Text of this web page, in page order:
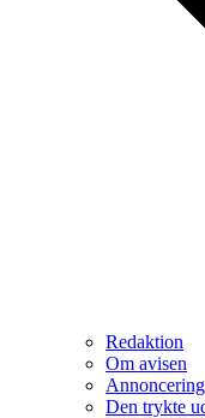
Redaktion
Om avisen
Annoncering
Den trykte